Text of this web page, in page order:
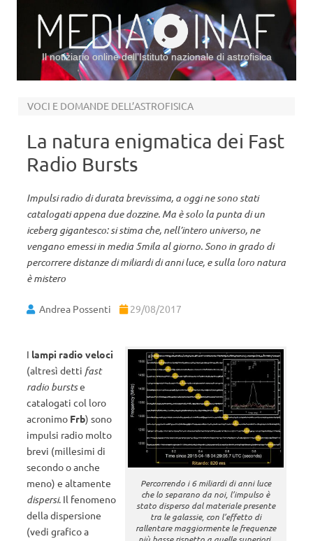
Il notiziario online dell’Istituto nazionale di astrofisica
VOCI E DOMANDE DELL’ASTROFISICA
La natura enigmatica dei Fast
Radio Bursts
Impulsi radio di durata brevissima, a oggi ne sono stati
catalogati appena due dozzine. Ma è solo la punta di un
iceberg gigantesco: si stima che, nell’intero universo, ne
vengano emessi in media 5mila al giorno. Sono in grado di
percorrere distanze di miliardi di anni luce, e sulla loro natura
è mistero
Andrea Possenti 29/08/2017
Percorrendo i 6 miliardi di anni luce
che lo separano da noi, l’impulso è
stato disperso dal materiale presente
tra le galassie, con l’effetto di
rallentare maggiormente le frequenze
I lampi radio veloci
(altresì detti fast
radio burstse
catalogati col loro
acronimo Frb) sono
impulsi radio molto
brevi (millesimi di
secondo o anche
meno) e altamente
dispersi. Il fenomeno
della dispersione
(vedi grafico a